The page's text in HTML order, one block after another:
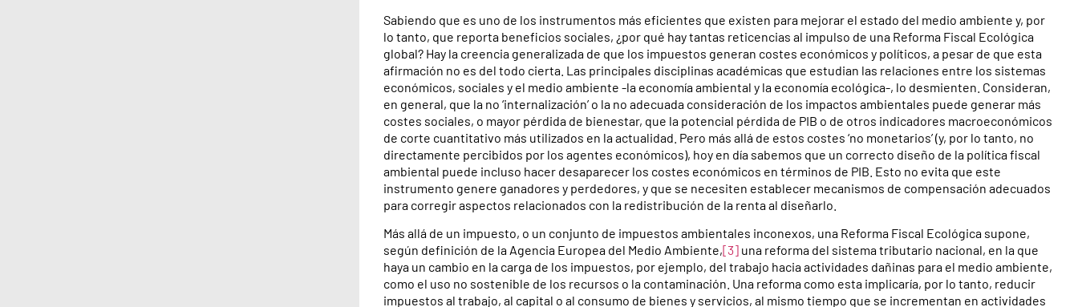
Sabiendo que es uno de los instrumentos más eficientes que existen para mejorar el estado del medio ambiente y, por
lo tanto, que reporta beneficios sociales, ¿por qué hay tantas reticencias al impulso de una Reforma Fiscal Ecológica
global? Hay la creencia generalizada de que los impuestos generan costes económicos y políticos, a pesar de que esta
afirmación no es del todo cierta. Las principales disciplinas académicas que estudian las relaciones entre los sistemas
económicos, sociales y el medio ambiente -la economía ambiental y la economía ecológica-, lo desmienten. Consideran,
en general, que la no ‘internalización’ o la no adecuada consideración de los impactos ambientales puede generar más
costes sociales, o mayor pérdida de bienestar, que la potencial pérdida de PIB o de otros indicadores macroeconómicos
de corte cuantitativo más utilizados en la actualidad. Pero más allá de estos costes ‘no monetarios’ (y, por lo tanto, no
directamente percibidos por los agentes económicos), hoy en día sabemos que un correcto diseño de la política fiscal
ambiental puede incluso hacer desaparecer los costes económicos en términos de PIB. Esto no evita que este
instrumento genere ganadores y perdedores, y que se necesiten establecer mecanismos de compensación adecuados
para corregir aspectos relacionados con la redistribución de la renta al diseñarlo.
Más allá de un impuesto, o un conjunto de impuestos ambientales inconexos, una Reforma Fiscal Ecológica supone,
según definición de la Agencia Europea del Medio Ambiente,[3]una reforma del sistema tributario nacional, en la que
haya un cambio en la carga de los impuestos, por ejemplo, del trabajo hacia actividades dañinas para el medio ambiente,
como el uso no sostenible de los recursos o la contaminación. Una reforma como esta implicaría, por lo tanto, reducir
impuestos al trabajo, al capital o al consumo de bienes y servicios, al mismo tiempo que se incrementan en actividades